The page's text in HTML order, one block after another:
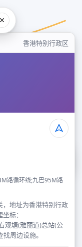
香港特别行政区
路循环线;九巴95M路
，地址为香港特别行政
标：
观塘(雅丽道)总站(公
周边设施。